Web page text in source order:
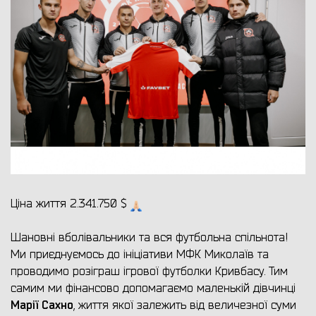
Ціна життя 2.341.750 $
Шановні вболівальники та вся футбольна спільнота!
Ми приєднуємось до ініціативи МФК Миколаїв та
проводимо розіграш ігрової футболки Кривбасу. Тим
самим ми фінансово допомагаємо маленькій дівчинці
Марії Сахно, життя якої залежить від величезної суми